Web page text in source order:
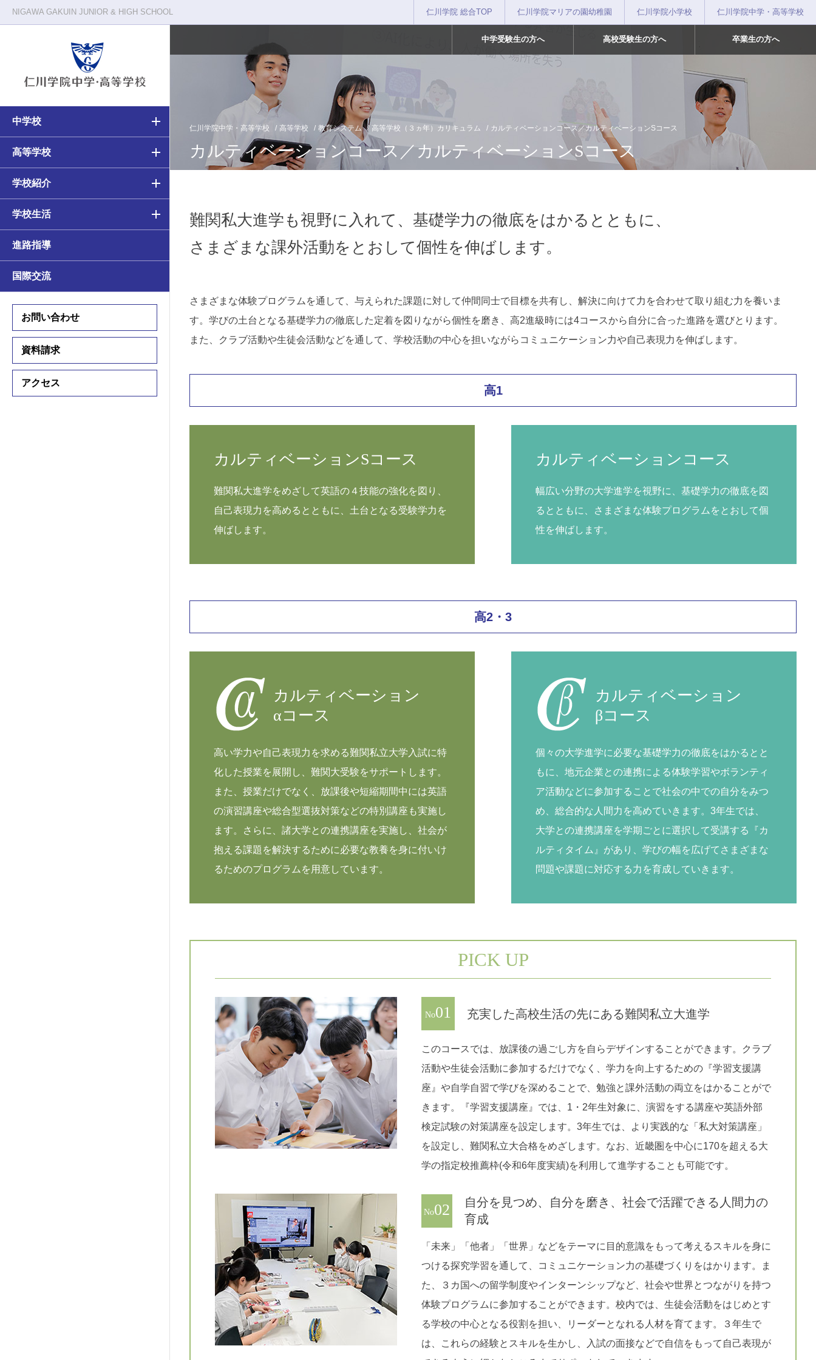
NIGAWA GAKUIN JUNIOR & HIGH SCHOOL 仁川学院 総合TOP 仁川学院マリアの園幼稚園 仁川学院小学校 仁川学院中学・高等学校
中学・高等学校の教育
中学校（6ヵ年）カリキュラム
アカデミアコース
カルティベーションコース
学習支援
国際交流プログラム
中学入試情報
高等学校の教育
高校（3ヵ年）カリキュラム
アカデミアコース
カルティベーションコース／
カルティベーションSコース
国際交流プログラム
高校入試情報
校長メッセージ
教育原理
施設・環境
仁川学院の一日
クラブ活動
年間行事
中学受験生の方へ 高校受験生の方へ 卒業生の方へ
中学校
高等学校
学校紹介
学校生活
進路指導
国際交流
お問い合わせ
資料請求
アクセス
仁川学院中学・高等学校 高等学校 教育システム 高等学校（３ヵ年）カリキュラム カルティベーションコース／カルティベーションSコース
カルティベーションコース／カルティベーションSコース
難関私大進学も視野に入れて、基礎学力の徹底をはかるとともに、
さまざまな課外活動をとおして個性を伸ばします。
さまざまな体験プログラムを通して、与えられた課題に対して仲間同士で目標を共有し、解決に向けて力を合わせて取り組む力を養いま
す。学びの土台となる基礎学力の徹底した定着を図りながら個性を磨き、高2進級時には4コースから自分に合った進路を選びとります。
また、クラブ活動や生徒会活動などを通して、学校活動の中心を担いながらコミュニケーション力や自己表現力を伸ばします。
高1
カルティベーションSコース
難関私大進学をめざして英語の４技能の強化を図り、
自己表現力を高めるとともに、土台となる受験学力を
伸ばします。
カルティベーションコース
幅広い分野の大学進学を視野に、基礎学力の徹底を図
るとともに、さまざまな体験プログラムをとおして個
性を伸ばします。
高2・3
カルティベーション
αコース
高い学力や自己表現力を求める難関私立大学入試に特
化した授業を展開し、難関大受験をサポートします。
また、授業だけでなく、放課後や短縮期間中には英語
の演習講座や総合型選抜対策などの特別講座も実施し
ます。さらに、諸大学との連携講座を実施し、社会が
抱える課題を解決するために必要な教養を身に付いけ
るためのプログラムを用意しています。
カルティベーション
βコース
個々の大学進学に必要な基礎学力の徹底をはかるとと
もに、地元企業との連携による体験学習やボランティ
ア活動などに参加することで社会の中での自分をみつ
め、総合的な人間力を高めていきます。3年生では、
大学との連携講座を学期ごとに選択して受講する『カ
ルティタイム』があり、学びの幅を広げてさまざまな
問題や課題に対応する力を育成していきます。
PICK UP
No01 充実した高校生活の先にある難関私立大進学
このコースでは、放課後の過ごし方を自らデザインすることができます。クラブ
活動や生徒会活動に参加するだけでなく、学力を向上するための『学習支援講
座』や自学自習で学びを深めることで、勉強と課外活動の両立をはかることがで
きます。『学習支援講座』では、1・2年生対象に、演習をする講座や英語外部
検定試験の対策講座を設定します。3年生では、より実践的な「私大対策講座」
を設定し、難関私立大合格をめざします。なお、近畿圏を中心に170を超える大
学の指定校推薦枠(令和6年度実績)を利用して進学することも可能です。
No02
自分を見つめ、自分を磨き、社会で活躍できる人間力の
育成
「未来」「他者」「世界」などをテーマに目的意識をもって考えるスキルを身に
つける探究学習を通して、コミュニケーション力の基礎づくりをはかります。ま
た、３カ国への留学制度やインターンシップなど、社会や世界とつながりを持つ
体験プログラムに参加することができます。校内では、生徒会活動をはじめとす
る学校の中心となる役割を担い、リーダーとなれる人材を育てます。３年生で
は、これらの経験とスキルを生かし、入試の面接などで自信をもって自己表現が